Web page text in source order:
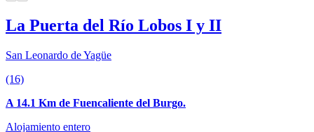
La Puerta del Río Lobos I y II
San Leonardo de Yagüe
(16)
A 14.1 Km de Fuencaliente del Burgo.
Alojamiento entero